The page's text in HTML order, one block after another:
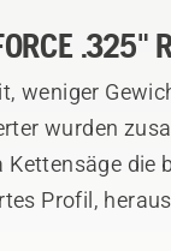
.325"
weniger
wurden
Kettensäge die
Profil,